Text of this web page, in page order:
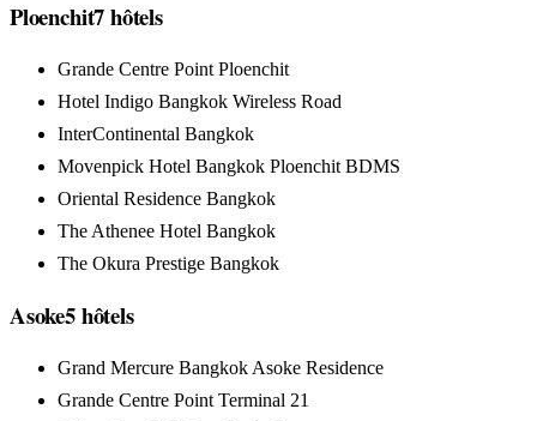
Ploenchit7hôtels
Grande Centre Point Ploenchit
Hotel Indigo Bangkok Wireless Road
InterContinental Bangkok
Movenpick Hotel Bangkok Ploenchit BDMS
Oriental Residence Bangkok
The Athenee Hotel Bangkok
The Okura Prestige Bangkok
Asoke5hôtels
Grand Mercure Bangkok Asoke Residence
Grande Centre Point Terminal 21